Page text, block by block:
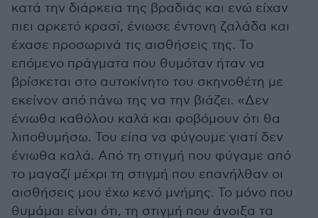
κατά την διάρκεια της βραδιάς και ενώ είχαν
πιει αρκετό κρασί, ένιωσε έντονη ζαλάδα και
έχασε προσωρινά τις αισθήσεις της. Το
επόμενο πράγματα που θυμόταν ήταν να
βρίσκεται στο αυτοκίνητο του σκηνοθέτη με
εκείνον από πάνω της να την βιάζει. «Δεν
ένιωθα καθόλου καλά και φοβόμουν ότι θα
λιποθυμήσω. Του είπα να φύγουμε γιατί δεν
ένιωθα καλά. Από τη στιγμή που φύγαμε από
το μαγαζί μέχρι τη στιγμή που επανήλθαν οι
αισθήσεις μου έχω κενό μνήμης. Το μόνο που
θυμάμαι είναι ότι, τη στιγμή που άνοιξα τα